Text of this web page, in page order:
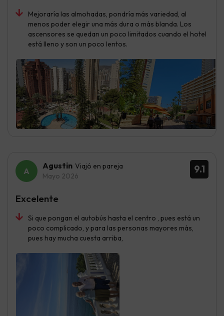
Mejoraría las almohadas, pondría más variedad, al
menos poder elegir una más dura o más blanda. Los
ascensores se quedan un poco limitados cuando el hotel
está lleno y son un poco lentos.
9.1
Agustin Viajó en pareja
Mayo 2026
Si que pongan el autobús hasta el centro , pues está un
poco complicado, y para las personas mayores más,
pues hay mucha cuesta arriba,
Excelente